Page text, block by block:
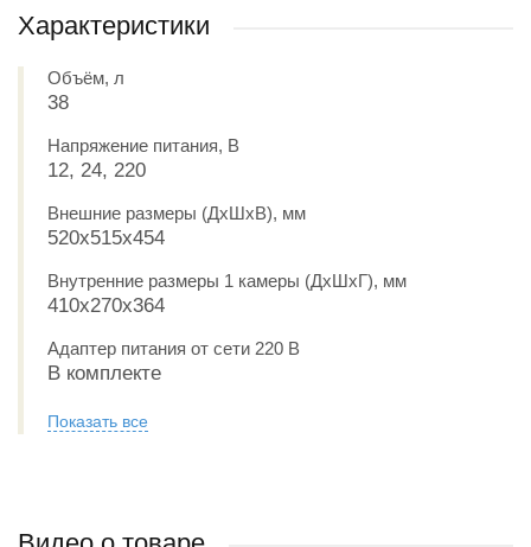
Характеристики
Объём, л
38
Напряжение питания, В
12, 24, 220
Внешние размеры (ДxШxВ), мм
520x515x454
Внутренние размеры 1 камеры (ДxШxГ), мм
410х270х364
Адаптер питания от сети 220 В
В комплекте
Показать все